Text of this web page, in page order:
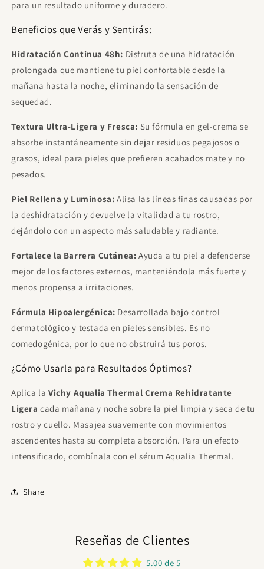
para un resultado uniforme y duradero.
Beneficios que Verás y Sentirás:
Hidratación Continua 48h: Disfruta de una hidratación
prolongada que mantiene tu piel confortable desde la
mañana hasta la noche, eliminando la sensación de
sequedad.
Textura Ultra-Ligera y Fresca: Su fórmula en gel-crema se
absorbe instantáneamente sin dejar residuos pegajosos o
grasos, ideal para pieles que prefieren acabados mate y no
pesados.
Piel Rellena y Luminosa: Alisa las líneas finas causadas por
la deshidratación y devuelve la vitalidad a tu rostro,
dejándolo con un aspecto más saludable y radiante.
Fortalece la Barrera Cutánea: Ayuda a tu piel a defenderse
mejor de los factores externos, manteniéndola más fuerte y
menos propensa a irritaciones.
Fórmula Hipoalergénica: Desarrollada bajo control
dermatológico y testada en pieles sensibles. Es no
comedogénica, por lo que no obstruirá tus poros.
¿Cómo Usarla para Resultados Óptimos?
Aplica la Vichy Aqualia Thermal Crema Rehidratante
Ligera cada mañana y noche sobre la piel limpia y seca de tu
rostro y cuello. Masajea suavemente con movimientos
ascendentes hasta su completa absorción. Para un efecto
intensificado, combínala con el sérum Aqualia Thermal.
Share
Reseñas de Clientes
5.00 de 5